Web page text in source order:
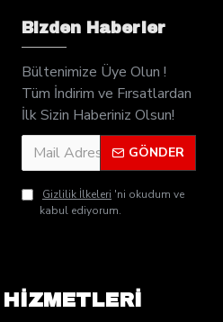
Bizden Haberler
Bültenimize Üye Olun !
Tüm İndirim ve Fırsatlardan
İlk Sizin Haberiniz Olsun!
GÖNDER
Gizlilik İlkeleri 'ni okudum ve
kabul ediyorum.